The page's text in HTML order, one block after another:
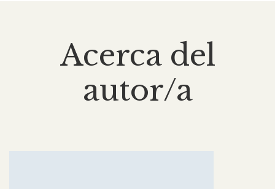
Acerca del
autor/a